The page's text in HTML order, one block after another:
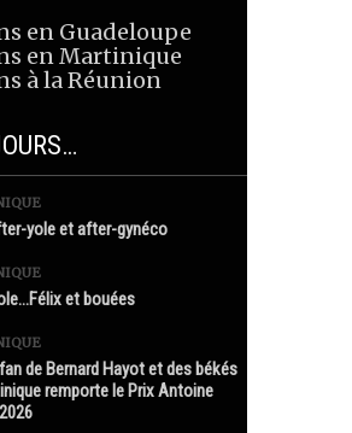
en Guadeloupe
en Martinique
à la Réunion
yole et after-gynéco
et bouées
de Bernard Hayot et des békés
remporte le Prix Antoine